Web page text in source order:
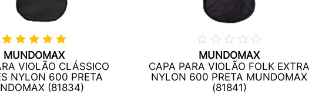
MUNDOMAX
VIOLÃO CLÁSSICO
NYLON 600 PRETA
(81834)
MUNDOMAX
CAPA PARA VIOLÃO FOLK EXTRA
NYLON 600 PRETA MUNDOMAX
(81841)